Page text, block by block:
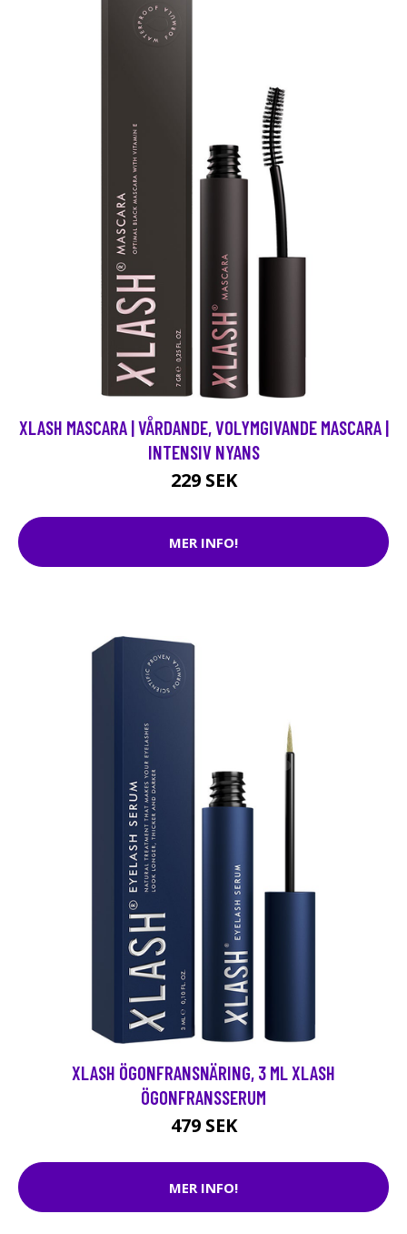
XLASH MASCARA | VÅRDANDE, VOLYMGIVANDE MASCARA |
INTENSIV NYANS
229 SEK
MER INFO!
XLASH ÖGONFRANSNÄRING, 3 ML XLASH
ÖGONFRANSSERUM
479 SEK
MER INFO!